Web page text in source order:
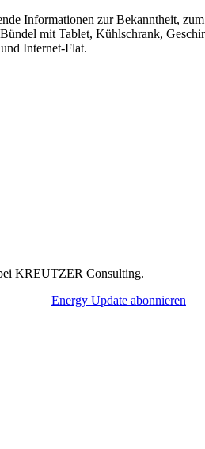
Informationen zur Bekanntheit,
mit Tablet, Kühlschrank,
Internet-Flat.
KREUTZER Consulting.
Energy Update abonnieren